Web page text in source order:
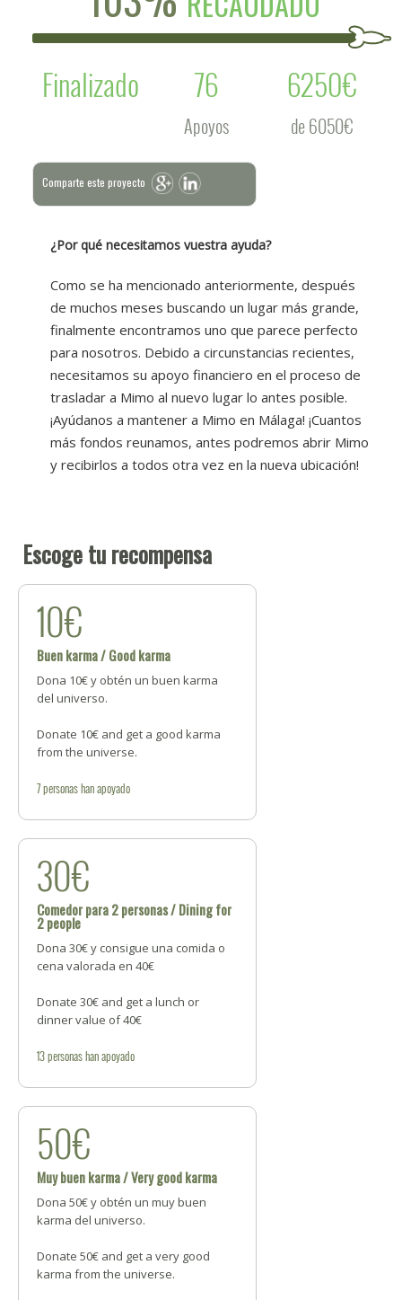
Finalizado
76
Apoyos
6250€
de 6050€
Comparte este proyecto
¿Por qué necesitamos vuestra ayuda?
Como se ha mencionado anteriormente, después
de muchos meses buscando un lugar más grande,
finalmente encontramos uno que parece perfecto
para nosotros. Debido a circunstancias recientes,
necesitamos su apoyo financiero en el proceso de
trasladar a Mimo al nuevo lugar lo antes posible.
¡Ayúdanos a mantener a Mimo en Málaga! ¡Cuantos
más fondos reunamos, antes podremos abrir Mimo
y recibirlos a todos otra vez en la nueva ubicación!
Escoge tu recompensa
10€
Buen karma / Good karma
Dona 10€ y obtén un buen karma
del universo.
Donate 10€ and get a good karma
from the universe.
7personashan apoyado
30€
Comedor para 2 personas / Dining for
2 people
Dona 30€ y consigue una comida o
cena valorada en 40€
Donate 30€ and get a lunch or
dinner value of 40€
13personashan apoyado
50€
Muy buen karma / Very good karma
Dona 50€ y obtén un muy buen
karma del universo.
Donate 50€ and get a very good
karma from the universe.